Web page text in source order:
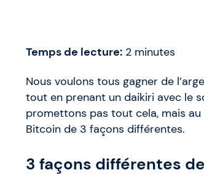
Temps de lecture: 2 minutes
Nous voulons tous gagner de
tout en prenant un daikiri avec le
promettons pas tout cela, mais
Bitcoin de 3 façons différentes.
3 façons différentes